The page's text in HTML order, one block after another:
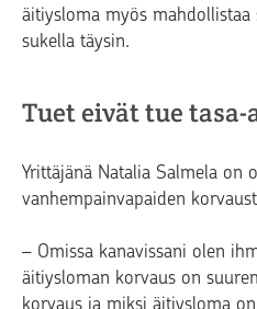
äitiysloma myös mahdollistaa
sukella täysin.
Tuet eivät tue tasa-
Yrittäjänä Natalia Salmela on
vanhempainvapaiden
– Omissa kanavissani olen
äitiysloman korvaus on
korvaus ja miksi äitiysloma